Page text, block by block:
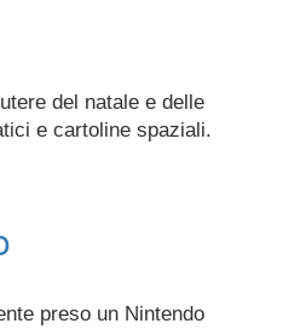
del natale e delle
e cartoline spaziali.
preso un Nintendo